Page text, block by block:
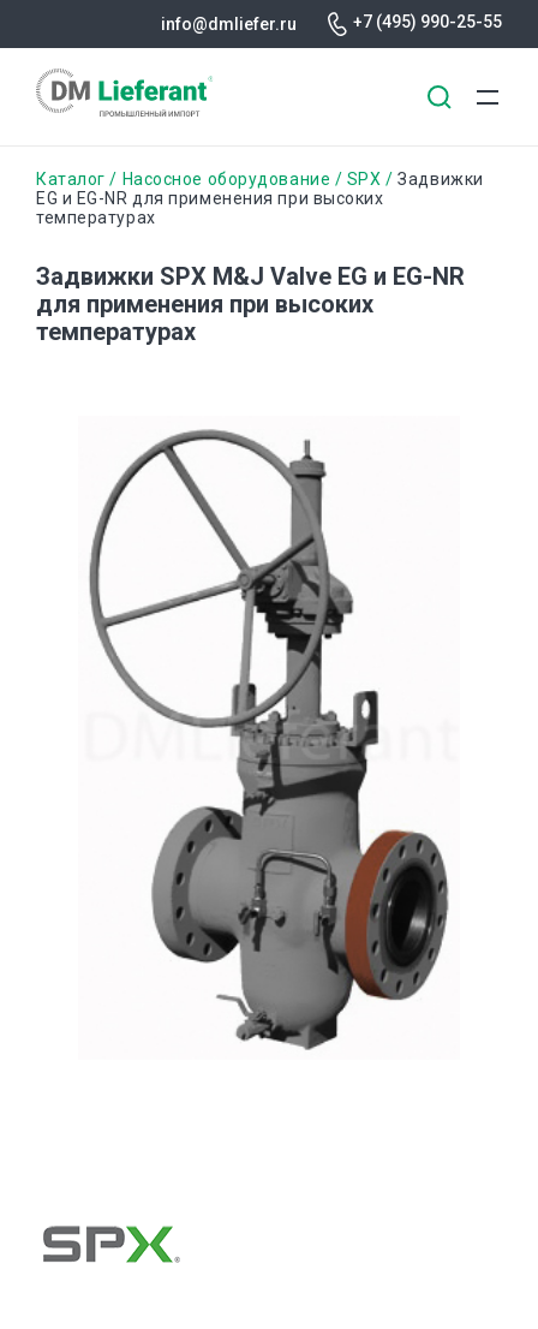
основному
info@dmliefer.ru +7 (495) 990-25-55
Строка
навигации
Каталог Насосное оборудование SPX
Задвижки
EG и EG-NR для применения при высоких
температурах
Задвижки SPX M&J Valve EG и EG-NR
для применения при высоких
температурах